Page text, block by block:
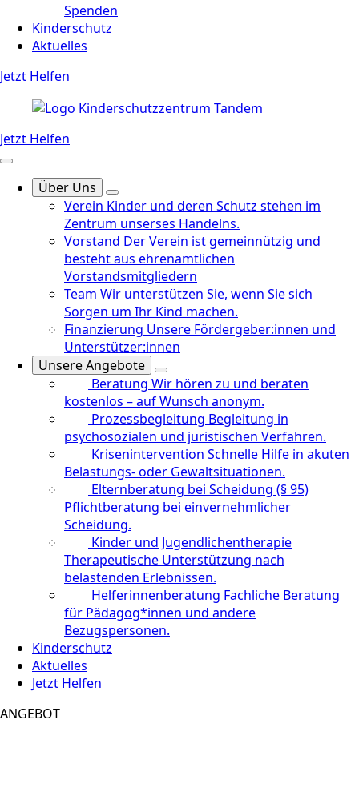
Spenden
Kinderschutz
Aktuelles
Jetzt Helfen
Jetzt Helfen
Über Uns
Verein Kinder und deren Schutz stehen im
Zentrum unserses Handelns.
Vorstand Der Verein ist gemeinnützig und
besteht aus ehrenamtlichen
Vorstandsmitgliedern
Team Wir unterstützen Sie, wenn Sie sich
Sorgen um Ihr Kind machen.
Finanzierung Unsere Fördergeber:innen und
Unterstützer:innen
Unsere Angebote
Beratung Wir hören zu und beraten
kostenlos – auf Wunsch anonym.
Prozessbegleitung Begleitung in
psychosozialen und juristischen Verfahren.
Krisenintervention Schnelle Hilfe in akuten
Belastungs- oder Gewaltsituationen.
Elternberatung bei Scheidung (§ 95)
Pflichtberatung bei einvernehmlicher
Scheidung.
Kinder und Jugendlichentherapie
Therapeutische Unterstützung nach
belastenden Erlebnissen.
Helferinnenberatung Fachliche Beratung
für Pädagog*innen und andere
Bezugspersonen.
Kinderschutz
Aktuelles
Jetzt Helfen
ANGEBOT